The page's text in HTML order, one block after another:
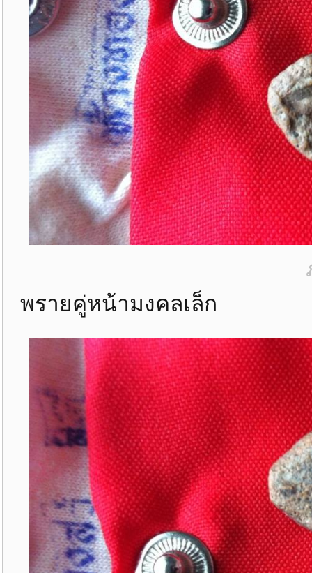
พรายคู่หน้ามงคลเล็ก